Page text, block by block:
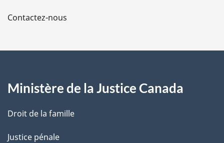
a
e
Contactez-nous
Ministère de la Justice Canada
Droit de la famille
Justice pénale